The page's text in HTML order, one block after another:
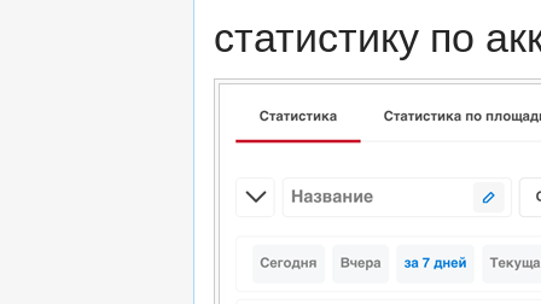
статистику по